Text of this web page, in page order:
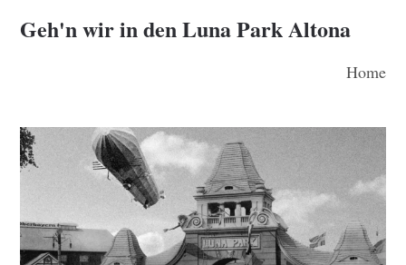
Geh'n wir in den Luna Park Altona
Home